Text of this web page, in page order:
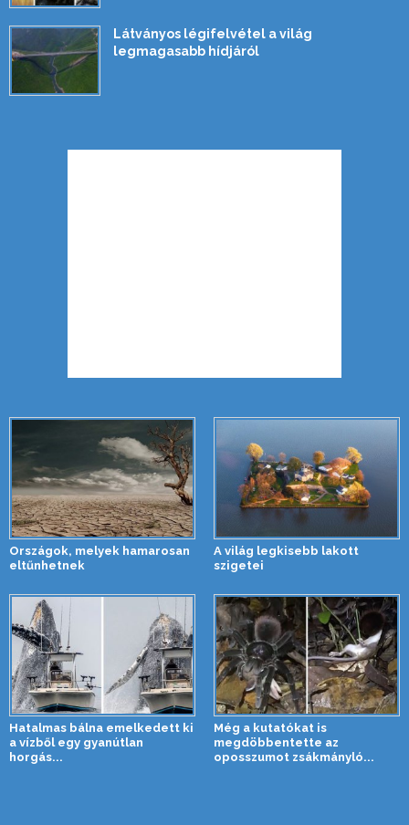
Látványos légifelvétel a világ
legmagasabb hídjáról
Országok, melyek hamarosan
eltűnhetnek
A világ legkisebb lakott
szigetei
Hatalmas bálna emelkedett ki
a vízből egy gyanútlan
horgás...
Még a kutatókat is
megdöbbentette az
oposszumot zsákmányló...